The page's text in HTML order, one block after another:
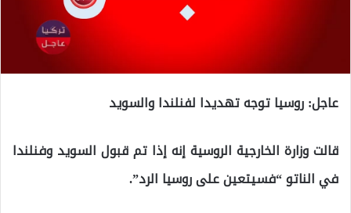
عاجل: روسيا توجه تهديدا لفنلندا والسويد
قالت وزارة الخارجية الروسية إنه إذا تم قبول السويد وفنلندا
في الناتو “فسيتعين على روسيا الرد”.